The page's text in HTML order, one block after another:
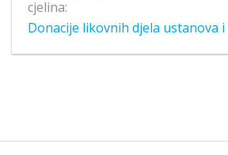
cjelina:
Donacije likovnih djela ustanova